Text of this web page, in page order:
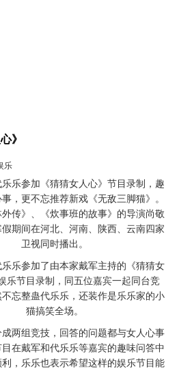
》
乐
参加《猜猜女人心》节目录制，趣
，更不忘推荐新戏《无敌三脚猫》。
传》、《炊事班的故事》的导演尚敬
期间在河北、河南、陕西、云南四家
卫视同时播出。
参加了由本家戴军主持的《猜猜女
乐节目录制，同五位嘉宾一起同台竞
忘整蛊代乐乐，还装作是乐乐家的小
猫搞笑全场。
组竞技，回答的问题都与女人心事
在戴军和代乐乐等嘉宾的趣味问答中
，乐乐也表示希望这样的娱乐节目能